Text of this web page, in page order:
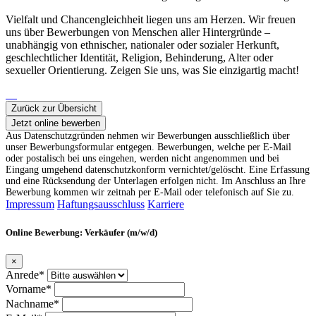
Vielfalt und Chancengleichheit liegen uns am Herzen. Wir freuen
uns über Bewerbungen von Menschen aller Hintergründe –
unabhängig von ethnischer, nationaler oder sozialer Herkunft,
geschlechtlicher Identität, Religion, Behinderung, Alter oder
sexueller Orientierung. Zeigen Sie uns, was Sie einzigartig macht!
Zurück zur Übersicht
Jetzt online bewerben
Aus Datenschutzgründen nehmen wir Bewerbungen ausschließlich über
unser Bewerbungsformular entgegen. Bewerbungen, welche per E-Mail
oder postalisch bei uns eingehen, werden nicht angenommen und bei
Eingang umgehend datenschutzkonform vernichtet/gelöscht. Eine Erfassung
und eine Rücksendung der Unterlagen erfolgen nicht. Im Anschluss an Ihre
Bewerbung kommen wir zeitnah per E-Mail oder telefonisch auf Sie zu.
Impressum Haftungsausschluss Karriere
Online Bewerbung: Verkäufer (m/w/d)
×
Anrede*
Vorname*
Nachname*